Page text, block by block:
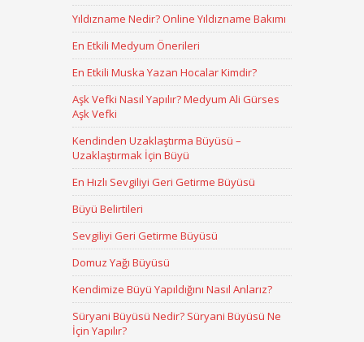
Yıldızname Nedir? Online Yıldızname Bakımı
En Etkili Medyum Önerileri
En Etkili Muska Yazan Hocalar Kimdir?
Aşk Vefki Nasıl Yapılır? Medyum Ali Gürses
Aşk Vefki
Kendinden Uzaklaştırma Büyüsü –
Uzaklaştırmak İçin Büyü
En Hızlı Sevgiliyi Geri Getirme Büyüsü
Büyü Belirtileri
Sevgiliyi Geri Getirme Büyüsü
Domuz Yağı Büyüsü
Kendimize Büyü Yapıldığını Nasıl Anlarız?
Süryani Büyüsü Nedir? Süryani Büyüsü Ne
İçin Yapılır?